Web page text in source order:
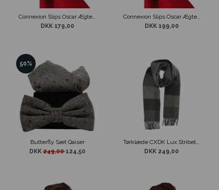
DKK 179,00
Connexion Slips Oscar Ægte Rød 7cm
DKK 199,00
50%
Butterfly Sæt Qaiser
DKK249,00124,50
Tørklæde CXDK Lux Stribet Grå
DKK 249,00